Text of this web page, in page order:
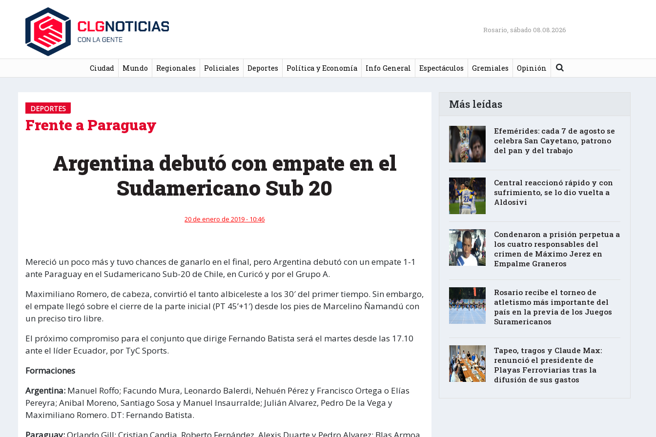
Rosario, sábado 08.08.2026
Ciudad Mundo Regionales Policiales Deportes Política y Economía Info General Espectáculos Gremiales Opinión Buscar
DEPORTES
Frente a Paraguay
Argentina debutó con empate en el
Sudamericano Sub 20
20 de enero de 2019 - 10:46
Mereció un poco más y tuvo chances de ganarlo en el final, pero Argentina debutó con un empate 1-1
ante Paraguay en el Sudamericano Sub-20 de Chile, en Curicó y por el Grupo A.
Maximiliano Romero, de cabeza, convirtió el tanto albiceleste a los 30′ del primer tiempo. Sin embargo,
el empate llegó sobre el cierre de la parte inicial (PT 45’+1′) desde los pies de Marcelino Ñamandú con
un preciso tiro libre.
El próximo compromiso para el conjunto que dirige Fernando Batista será el martes desde las 17.10
ante el líder Ecuador, por TyC Sports.
Formaciones
Argentina: Manuel Roffo; Facundo Mura, Leonardo Balerdi, Nehuén Pérez y Francisco Ortega o Elías
Pereyra; Anibal Moreno, Santiago Sosa y Manuel Insaurralde; Julián Alvarez, Pedro De la Vega y
Maximiliano Romero. DT: Fernando Batista.
Paraguay:Orlando Gill; Cristian Candia, Roberto Fernández, Alexis Duarte y Pedro Alvarez; Blas Armoa,
Más leídas
Efemérides: cada 7 de agosto se
celebra San Cayetano, patrono
del pan y del trabajo
Central reaccionó rápido y con
sufrimiento, se lo dio vuelta a
Aldosivi
Condenaron a prisión perpetua a
los cuatro responsables del
crimen de Máximo Jerez en
Empalme Graneros
Rosario recibe el torneo de
atletismo más importante del
país en la previa de los Juegos
Suramericanos
Tapeo, tragos y Claude Max:
renunció el presidente de
Playas Ferroviarias tras la
difusión de sus gastos